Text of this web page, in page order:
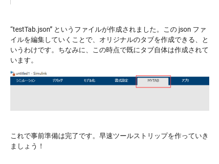
“testTab.json” というファイルが作成されました。この json ファ
イルを編集していくことで、オリジナルのタブを作成できる、と
いうわけです。ちなみに、この時点で既にタブ自体は作成されて
います。
これで事前準備は完了です。早速ツールストリップを作っていき
ましょう！